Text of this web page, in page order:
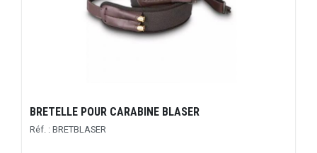
BRETELLE POUR CARABINE BLASER
Réf. : BRETBLASER